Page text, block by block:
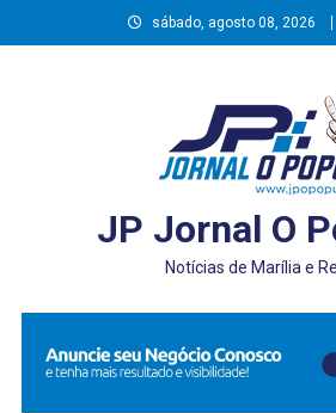
to
sábado, agosto 08, 2026
JP Jornal O
Notícias de Marília e